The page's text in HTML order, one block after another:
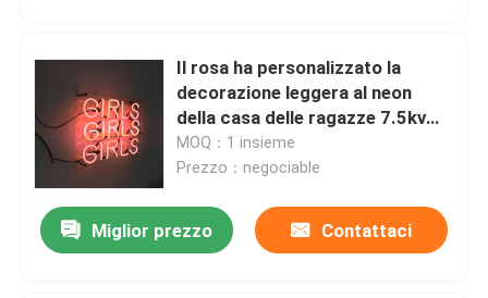
Il rosa ha personalizzato la
decorazione leggera al neon
della casa delle ragazze 7.5kv
delle ragazze delle ragazze delle
lettere
MOQ：1 insieme
Prezzo：negociable
Miglior prezzo Contattaci